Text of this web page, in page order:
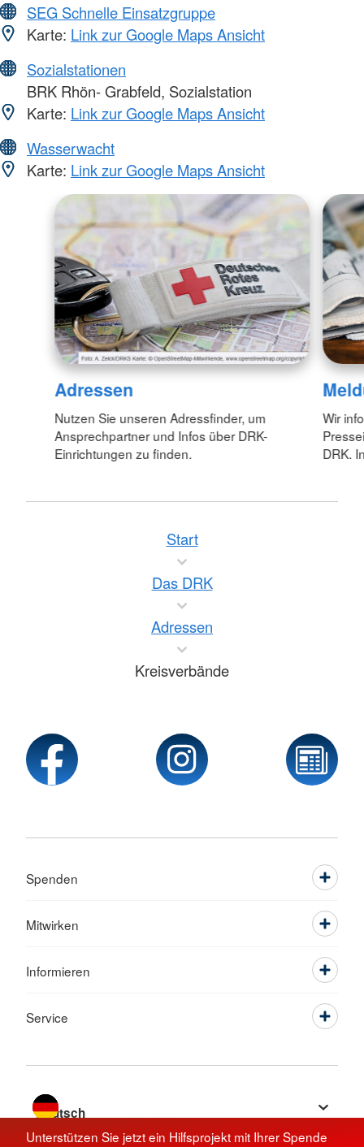
SEG Schnelle Einsatzgruppe
Karte: Link zur Google Maps Ansicht
Sozialstationen
BRK Rhön- Grabfeld, Sozialstation
Karte: Link zur Google Maps Ansicht
Wasserwacht
Karte: Link zur Google Maps Ansicht
Adressen
Nutzen Sie unseren Adressfinder, um
Ansprechpartner und Infos über DRK-
Einrichtungen zu finden.
Wir
DRK.
Unterstützen Sie jetzt ein Hilfsprojekt mit Ihrer Spende
Start
Das DRK
Adressen
Kreisverbände
Spenden
Mitwirken
Informieren
Service
Sprache wechseln zu